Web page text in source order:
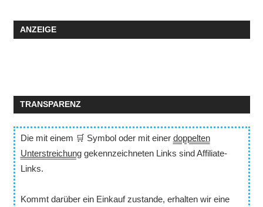
ANZEIGE
TRANSPARENZ
Die mit einem 🛒 Symbol oder mit einer doppelten
Unterstreichunggekennzeichneten Links sind Affiliate-
Links.
Kommt darüber ein Einkauf zustande, erhalten wir eine